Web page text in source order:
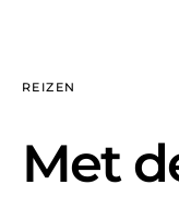
REIZEN
Met